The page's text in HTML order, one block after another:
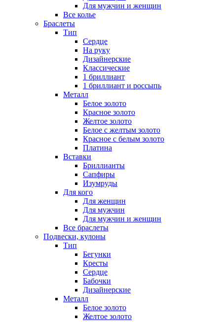
Для мужчин и женщин
Все колье
Браслеты
Тип
Сердце
На руку
Дизайнерские
Классические
1 бриллиант
1 бриллиант и россыпь
Металл
Белое золото
Красное золото
Желтое золото
Белое с желтым золото
Красное с белым золото
Платина
Вставки
Бриллианты
Сапфиры
Изумруды
Для кого
Для женщин
Для мужчин
Для мужчин и женщин
Все браслеты
Подвески, кулоны
Тип
Бегунки
Кресты
Сердце
Бабочки
Дизайнерские
Металл
Белое золото
Желтое золото